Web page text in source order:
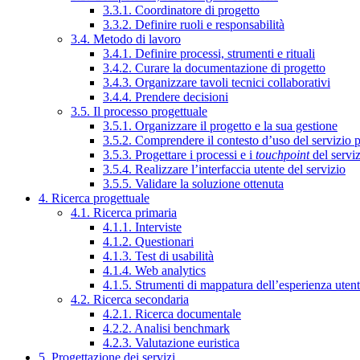
3.3.1. Coordinatore di progetto
3.3.2. Definire ruoli e responsabilità
3.4. Metodo di lavoro
3.4.1. Definire processi, strumenti e rituali
3.4.2. Curare la documentazione di progetto
3.4.3. Organizzare tavoli tecnici collaborativi
3.4.4. Prendere decisioni
3.5. Il processo progettuale
3.5.1. Organizzare il progetto e la sua gestione
3.5.2. Comprendere il contesto d’uso del servizio
3.5.3. Progettare i processi e i touchpointdel
3.5.4. Realizzare l’interfaccia utente del servizio
3.5.5. Validare la soluzione ottenuta
4. Ricerca progettuale
4.1. Ricerca primaria
4.1.1. Interviste
4.1.2. Questionari
4.1.3. Test di usabilità
4.1.4. Web analytics
4.1.5. Strumenti di mappatura dell’esperienza
4.2. Ricerca secondaria
4.2.1. Ricerca documentale
4.2.2. Analisi benchmark
4.2.3. Valutazione euristica
5. Progettazione dei servizi